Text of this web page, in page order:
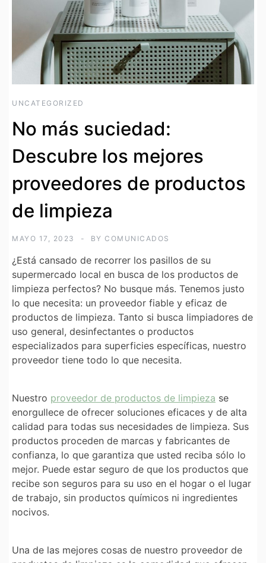
UNCATEGORIZED
No más suciedad:
Descubre los mejores
proveedores de productos
de limpieza
MAYO 17, 2023 BY COMUNICADOS
¿Está cansado de recorrer los pasillos de su
supermercado local en busca de los productos de
limpieza perfectos? No busque más. Tenemos justo
lo que necesita: un proveedor fiable y eficaz de
productos de limpieza. Tanto si busca limpiadores de
uso general, desinfectantes o productos
especializados para superficies específicas, nuestro
proveedor tiene todo lo que necesita.
Nuestro proveedor de productos de limpieza se
enorgullece de ofrecer soluciones eficaces y de alta
calidad para todas sus necesidades de limpieza. Sus
productos proceden de marcas y fabricantes de
confianza, lo que garantiza que usted reciba sólo lo
mejor. Puede estar seguro de que los productos que
recibe son seguros para su uso en el hogar o el lugar
de trabajo, sin productos químicos ni ingredientes
nocivos.
Una de las mejores cosas de nuestro proveedor de